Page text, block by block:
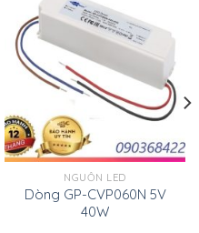
NGUỒN LED
Dòng GP-CVP060N 5V
40W